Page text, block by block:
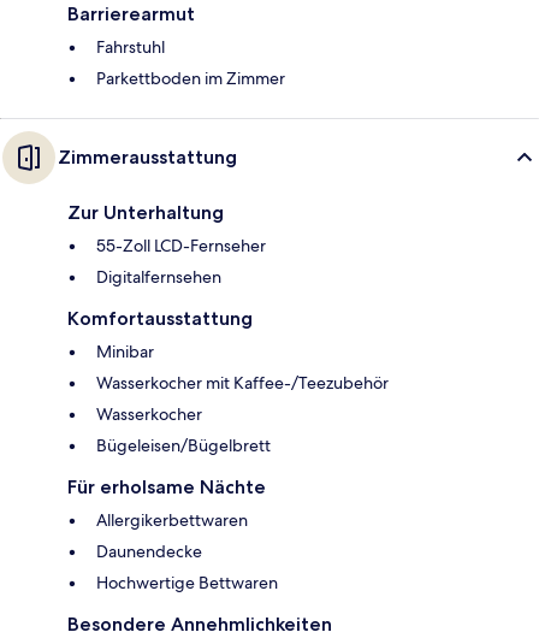
Barrierearmut
Fahrstuhl
Parkettboden im Zimmer
Zimmerausstattung
Zur Unterhaltung
55-Zoll LCD-Fernseher
Digitalfernsehen
Komfortausstattung
Minibar
Wasserkocher mit Kaffee-/Teezubehör
Wasserkocher
Bügeleisen/Bügelbrett
Für erholsame Nächte
Allergikerbettwaren
Daunendecke
Hochwertige Bettwaren
Besondere Annehmlichkeiten